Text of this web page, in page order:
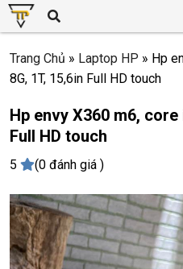
Trang Chủ » Laptop HP » Hp
8G, 1T, 15,6in Full HD touch
Hp envy X360 m6, core
Full HD touch
5 (0 đánh giá )